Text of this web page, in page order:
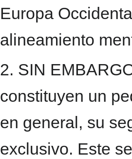
Europa
alineamiento
2. SIN
constituyen un
en general, su
exclusivo. Este